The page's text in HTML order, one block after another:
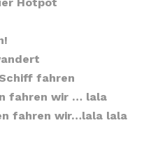
fahren
fahren wir … lala
fahren wir…lala lala